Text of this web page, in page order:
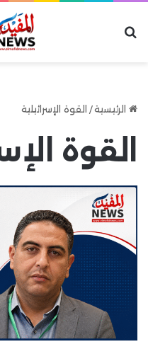
الرئيسية/ القوة الإسرائيلية
القوة